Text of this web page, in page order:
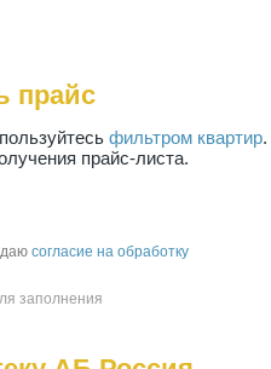
прайс
фильтром квартир.
прайс-листа.
согласие на обработку
заполнения